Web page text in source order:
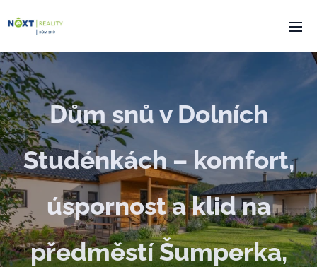
Dům snů v Dolních
Studénkách – komfort,
úspornost a klid na
předměstí Šumperka,